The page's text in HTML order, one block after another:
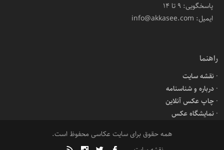
پاسخگویی: ۹ تا ۱۴
ایمیل: info@akkasee.com
راهنما
نقشه سایت
درباره و شناسنامه
چاپ عکس آنلاین
نمایشگاه عکس
همه حقوق برای سایت عکاسی محفوظ است.